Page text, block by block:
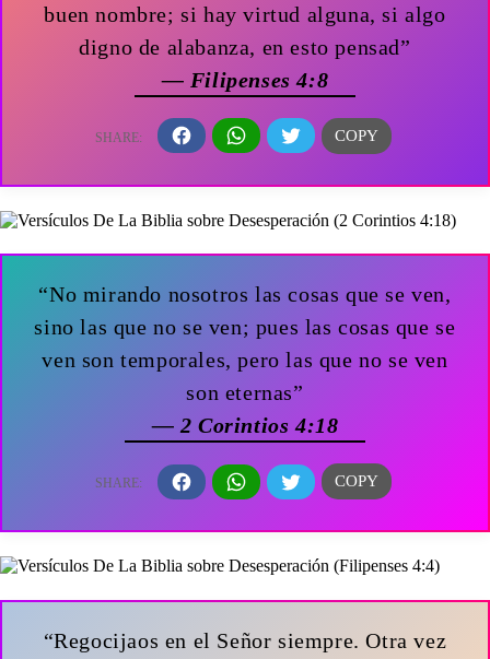
buen nombre; si hay virtud alguna, si algo
digno de alabanza, en esto pensad”
— Filipenses 4:8
“No mirando nosotros las cosas que se ven,
sino las que no se ven; pues las cosas que se
ven son temporales, pero las que no se ven
son eternas”
— 2 Corintios 4:18
“Regocijaos en el Señor siempre. Otra vez